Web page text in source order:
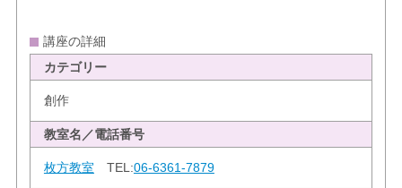
講座の詳細
カテゴリー
創作
教室名／電話番号
枚方教室 TEL:06-6361-7879